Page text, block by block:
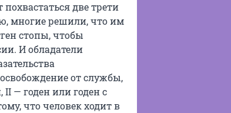
две трети
многие решили, что им
стопы, чтобы
И обладатели
от службы,
II — годен или годен с
что человек ходит в